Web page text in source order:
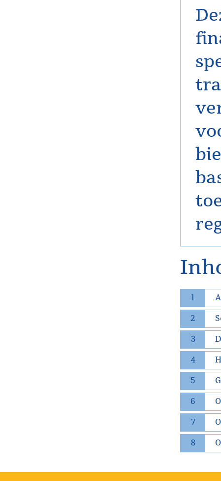
1
2
3
4
5
6
7
8